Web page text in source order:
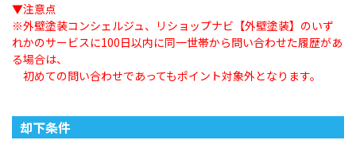
▼注意点
※外壁塗装コンシェルジュ、リショップナビ【外壁塗装】のいず
れかのサービスに100日以内に同一世帯から問い合わせた履歴があ
る場合は、
初めての問い合わせであってもポイント対象外となります。
却下条件